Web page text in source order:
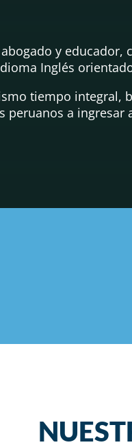
y educador,
Inglés
tiempo integral,
a ingresar